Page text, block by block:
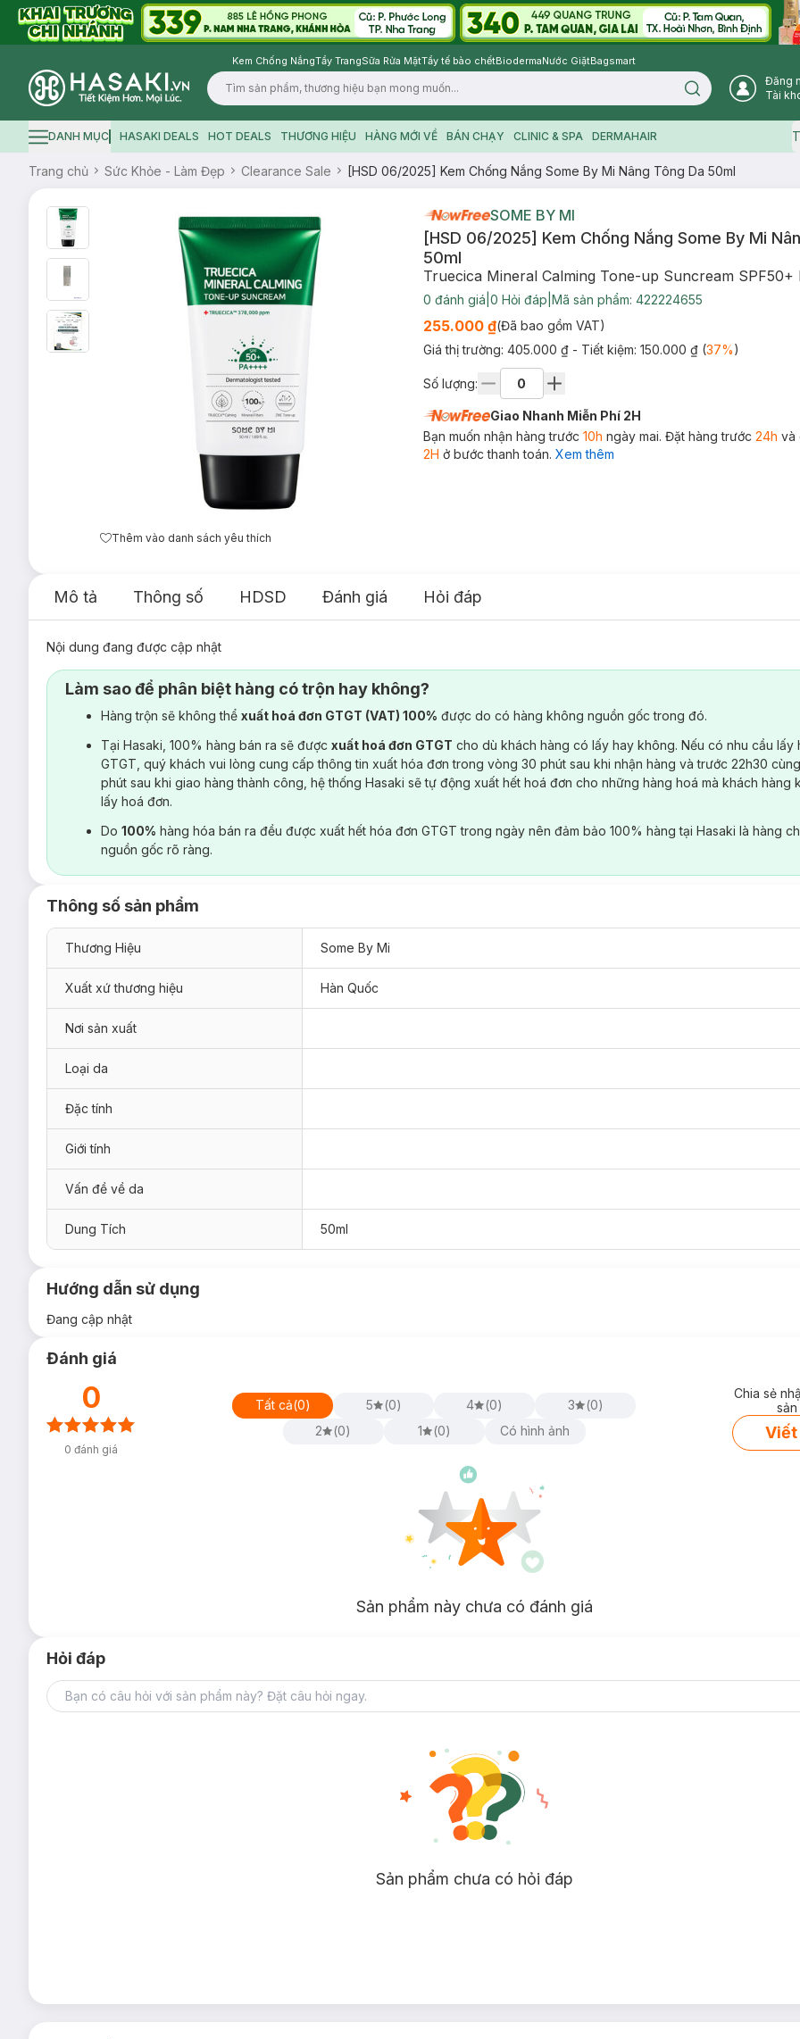
Kem Chống NắngTẩy TrangSữa Rửa MặtTẩy tế bào chếtBiodermaNước GiặtBagsmart
Logo
Search icon
Đăng
Tài
Hamburger icon
DANH MỤC HASAKI DEALS HOT DEALS THƯƠNG HIỆU HÀNG MỚI VỀ BÁN CHẠY CLINIC & SPA DERMAHAIR
Trang chủ Sức Khỏe - Làm Đẹp Clearance Sale [HSD 06/2025] Kem Chống Nắng Some By Mi Nâng Tông Da 50ml
Thêm vào danh sách yêu thích
SOME BY MI
[HSD 06/2025] Kem Chống Nắng Some By Mi
50ml
Truecica Mineral Calming Tone-up Suncream SPF50+
0 đánh giá 0 Hỏi đáp Mã sản phẩm: 422224655
255.000 ₫(Đã bao gồm VAT)
Giá thị trường: 405.000 ₫ - Tiết kiệm: 150.000 ₫(37%)
Số lượng:
Giao Nhanh Miễn Phí 2H
Bạn muốn nhận hàng trước 10h ngày mai. Đặt hàng trước 24h và
2H ở bước thanh toán. Xem thêm
Mô tả Thông số HDSD Đánh giá Hỏi đáp
Nội dung đang được cập nhật
Làm sao để phân biệt hàng có trộn hay không?
Hàng trộn sẽ không thể xuất hoá đơn GTGT (VAT) 100% được do có hàng không nguồn gốc trong đó.
Tại Hasaki, 100% hàng bán ra sẽ được xuất hoá đơn GTGT cho dù khách hàng có lấy hay không. Nếu có nhu cầu lấy
GTGT, quý khách vui lòng cung cấp thông tin xuất hóa đơn trong vòng 30 phút sau khi nhận hàng và trước 22h30
phút sau khi giao hàng thành công, hệ thống Hasaki sẽ tự động xuất hết hoá đơn cho những hàng hoá mà khách hàng
lấy hoá đơn.
Do 100% hàng hóa bán ra đều được xuất hết hóa đơn GTGT trong ngày nên đảm bảo 100% hàng tại Hasaki là hàng
nguồn gốc rõ ràng.
Thông số sản phẩm
Thương Hiệu Some By Mi
Xuất xứ thương hiệu Hàn Quốc
Nơi sản xuất
Loại da
Đặc tính
Giới tính
Vấn đề về da
Dung Tích 50ml
Hướng dẫn sử dụng
Đang cập nhật
Đánh giá
0
0 đánh giá
Tất cả(0) 5 (0) 4 (0) 3 (0)
2
(0) 1 (0) Có hình ảnh
Chia sẻ
Viết
Sản phẩm này chưa có đánh giá
Hỏi đáp
Sản phẩm chưa có hỏi đáp